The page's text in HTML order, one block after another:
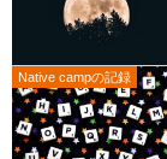
Native campの記録